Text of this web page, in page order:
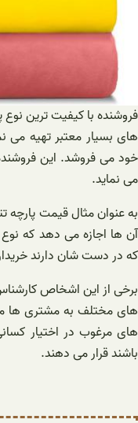
فروشنده با کیفیت ترین نوع
های بسیار معتبر تهیه می
خود می فروشد. این
می نماید.
به عنوان مثال قیمت پارچه
آن ها اجازه می دهد که
که در دست شان دارند
برخی از این اشخاص
های مختلف به مشتری ها
های مرغوب در اختیار
باشند قرار می دهند.